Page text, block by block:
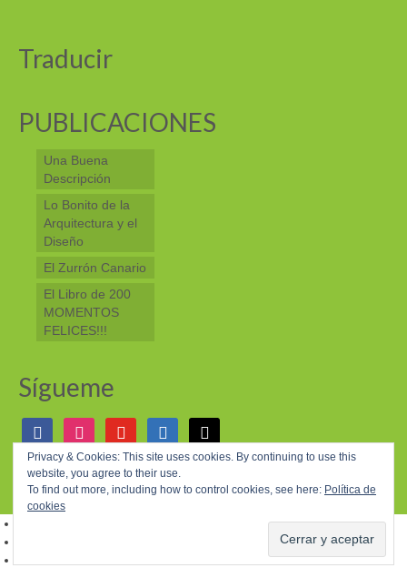
Privacy & Cookies: This site uses cookies. By continuing to use this
website, you agree to their use.
To find out more, including how to control cookies, see here: Política de
cookies
Traducir
PUBLICACIONES
Una Buena
Descripción
Lo Bonito de la
Arquitectura y el
Diseño
El Zurrón Canario
El Libro de 200
MOMENTOS
FELICES!!!
Sígueme
facebook instagramyoutube linkedin mail